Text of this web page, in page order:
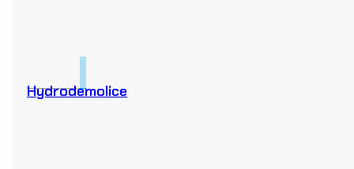
Hydrodemolice